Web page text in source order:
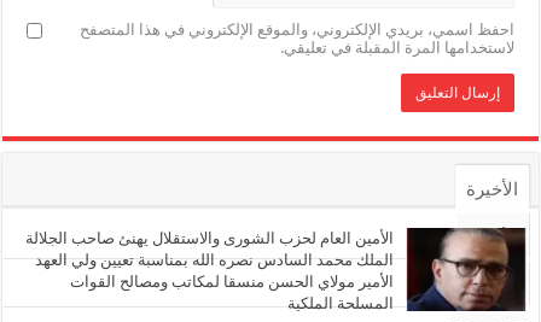
احفظ اسمي، بريدي الإلكتروني، والموقع الإلكتروني في هذا المتصفح
لاستخدامها المرة المقبلة في تعليقي.
الأخيرة
الأشهر
تعليقات
الأمين العام لحزب الشورى والاستقلال يهنئ صاحب الجلالة
الملك محمد السادس نصره الله بمناسبة تعيين ولي العهد
الأمير مولاي الحسن منسقا لمكاتب ومصالح القوات
المسلحة الملكية